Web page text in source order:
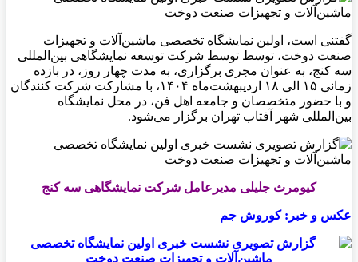
گفتنی است، اولین نمایشگاه تخصصی ماشین‌آلات و تجهیزات
صنعت دوخت، توسط توسط شرکت توسعه نمایشگاهی بین‌المللی
سه کنج، به عنوان مجری برگزاری، به مدت چهار روز، در بازده
زمانی ۱۵ الی ۱۸ اردیبهشت‌ماه ۱۴۰۴، با مشارکت شرکت کنندگان‌
و با حضور متخصصان و جامعه اهل فن، در محل نمایشگاه‌
بین‌المللی شهر آفتاب تهران برگزار می‌شود.
کیومرث جلیلی مدیرعامل شرکت نمایشگاهی سه کنج
عکس و خبر: کوروش جم